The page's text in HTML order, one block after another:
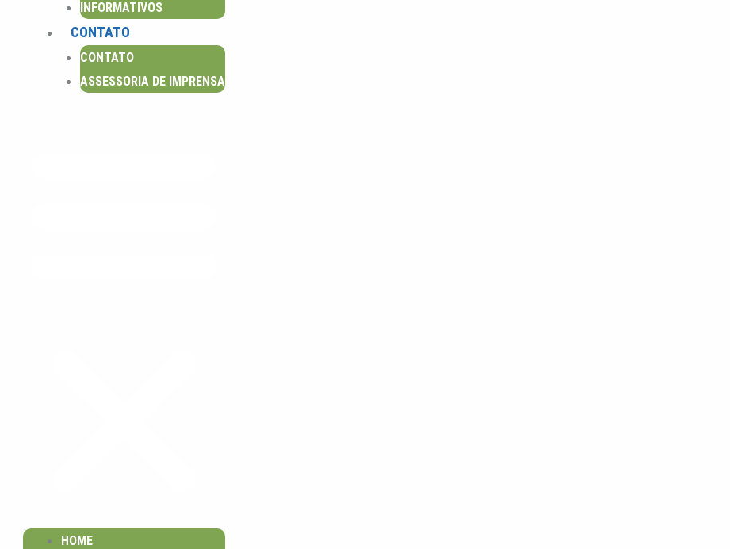
INFORMATIVOS
CONTATO
CONTATO
ASSESSORIA DE IMPRENSA
HOME